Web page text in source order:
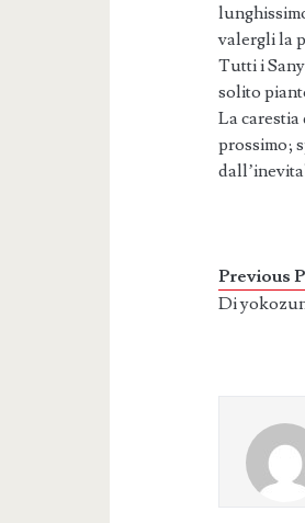
valergli la
Tutti i
solito
La
prossimo;
Previous
Di